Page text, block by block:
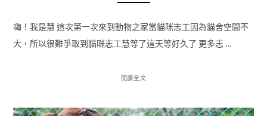
嗨！我是慧 這次第一次來到動物之家當貓咪志工因為貓舍空間不
大，所以很難爭取到貓咪志工慧等了這天等好久了 更多志 …
閱讀全文